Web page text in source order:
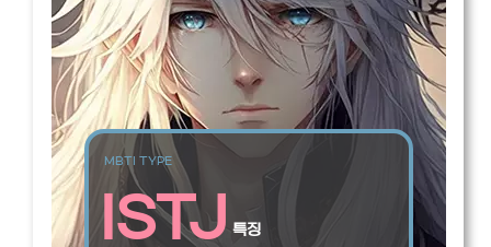
MBTI TYPE
ISTJ 특징